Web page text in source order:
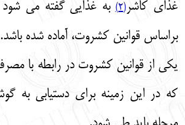
غذای کاشر(2)
به غذایی گفته می‌ شود
براساس قوانین کشروت، آماده شده باشد.
یکی از قوانین کشروت در رابطه با
که در این زمینه برای دستیابی به